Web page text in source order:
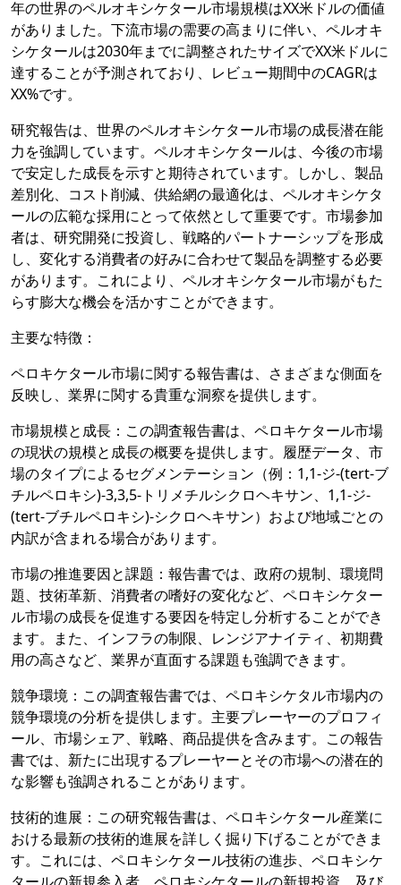
年の世界のペルオキシケタール市場規模はXX米ドルの価値
がありました。下流市場の需要の高まりに伴い、ペルオキ
シケタールは2030年までに調整されたサイズでXX米ドルに
達することが予測されており、レビュー期間中のCAGRは
XX%です。
研究報告は、世界のペルオキシケタール市場の成長潜在能
力を強調しています。ペルオキシケタールは、今後の市場
で安定した成長を示すと期待されています。しかし、製品
差別化、コスト削減、供給網の最適化は、ペルオキシケタ
ールの広範な採用にとって依然として重要です。市場参加
者は、研究開発に投資し、戦略的パートナーシップを形成
し、変化する消費者の好みに合わせて製品を調整する必要
があります。これにより、ペルオキシケタール市場がもた
らす膨大な機会を活かすことができます。
主要な特徴：
ペロキケタール市場に関する報告書は、さまざまな側面を
反映し、業界に関する貴重な洞察を提供します。
市場規模と成長：この調査報告書は、ペロキケタール市場
の現状の規模と成長の概要を提供します。履歴データ、市
場のタイプによるセグメンテーション（例：1,1-ジ-(tert-ブ
チルペロキシ)-3,3,5-トリメチルシクロヘキサン、1,1-ジ-
(tert-ブチルペロキシ)-シクロヘキサン）および地域ごとの
内訳が含まれる場合があります。
市場の推進要因と課題：報告書では、政府の規制、環境問
題、技術革新、消費者の嗜好の変化など、ペロキシケター
ル市場の成長を促進する要因を特定し分析することができ
ます。また、インフラの制限、レンジアナイティ、初期費
用の高さなど、業界が直面する課題も強調できます。
競争環境：この調査報告書では、ペロキシケタル市場内の
競争環境の分析を提供します。主要プレーヤーのプロフィ
ール、市場シェア、戦略、商品提供を含みます。この報告
書では、新たに出現するプレーヤーとその市場への潜在的
な影響も強調されることがあります。
技術的進展：この研究報告書は、ペロキシケタール産業に
おける最新の技術的進展を詳しく掘り下げることができま
す。これには、ペロキシケタール技術の進歩、ペロキシケ